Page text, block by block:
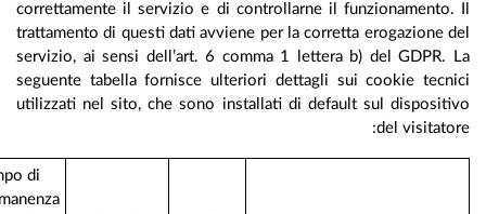
correttamente il servizio e di controllarne il
trattamento di questi dati avviene per la corretta erogazione
servizio, ai sensi dell’art. 6 comma 1 lettera b) del GDPR.
seguente tabella fornisce ulteriori dettagli sui cookie
utilizzati nel sito, che sono installati di default sul
del
Tempo di
permanenza